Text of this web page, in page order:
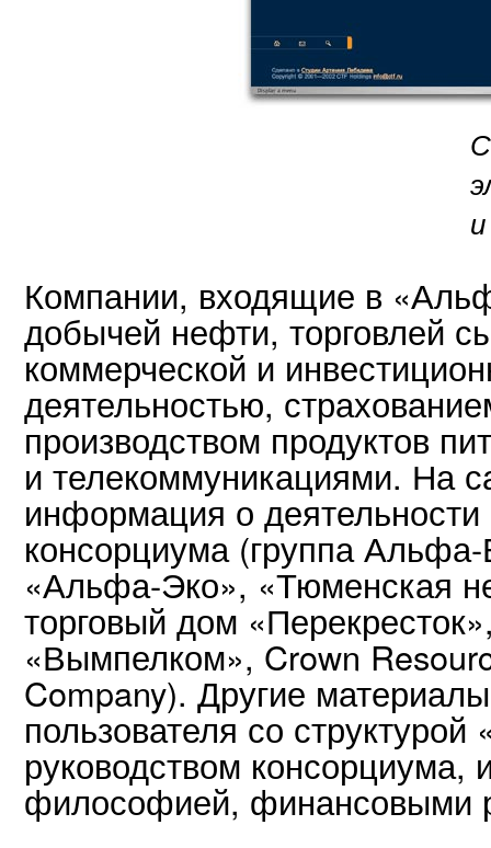
Компании, входящие в
добычей нефти, торговлей
коммерческой и
деятельностью,
производством продуктов
и телекоммуникациями. На
информация о
консорциума (группа
«Альфа-Эко», «Тюменская
торговый дом
«Вымпелком», Crown
Company). Другие
пользователя со
руководством консорциума,
философией, финансовыми